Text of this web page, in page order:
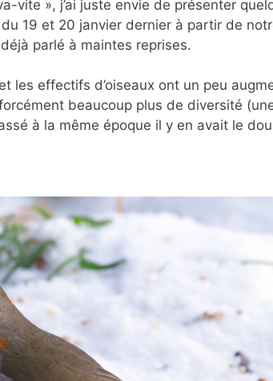
vite », j’ai juste envie de présenter
19 et 20 janvier dernier à partir de
parlé à maintes reprises.
les effectifs d’oiseaux ont un peu
beaucoup plus de diversité
à la même époque il y en avait le